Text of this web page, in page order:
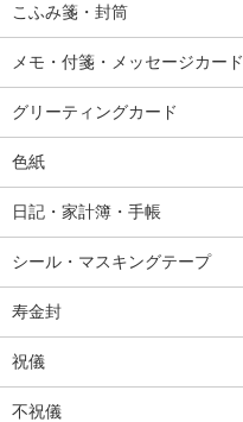
こふみ箋・封筒
メモ・付箋・メッセージカード
グリーティングカード
色紙
日記・家計簿・手帳
シール・マスキングテープ
寿金封
祝儀
不祝儀